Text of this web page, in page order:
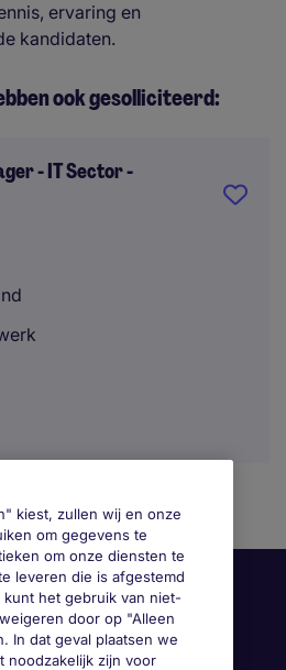
ervaring en
kandidaten.
ook gesolliciteerd:
- IT Sector -
kiest, zullen wij en onze
om gegevens te
om onze diensten te
leveren die is afgestemd
het gebruik van niet-
door op "Alleen
In dat geval plaatsen we
noodzakelijk zijn voor